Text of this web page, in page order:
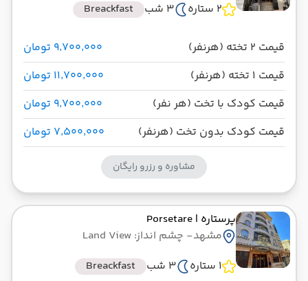
2 ستاره
3 شب Breackfast
قیمت 2 تخته (هرنفر)
۹٬۷۰۰٬۰۰۰ تومان
قیمت 1 تخته (هرنفر)
۱۱٬۷۰۰٬۰۰۰ تومان
قیمت کودک با تخت (هر نفر)
۹٬۷۰۰٬۰۰۰ تومان
قیمت کودک بدون تخت (هرنفر)
۷٬۵۰۰٬۰۰۰ تومان
مشاوره و رزرو رایگان
پرستاره | Porsetare
مشهد- چشم انداز: Land View
1 ستاره
3 شب Breackfast